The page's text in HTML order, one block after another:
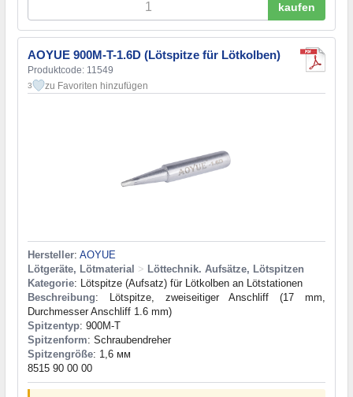
kaufen
AOYUE 900M-T-1.6D (Lötspitze für Lötkolben)
Produktcode: 11549
3 zu Favoriten hinzufügen
Hersteller: AOYUE
Lötgeräte, Lötmaterial > Löttechnik. Aufsätze, Lötspitzen
Kategorie: Lötspitze (Aufsatz) für Lötkolben an Lötstationen
Beschreibung: Lötspitze, zweiseitiger Anschliff (17 mm,
Durchmesser Anschliff 1.6 mm)
Spitzentyp: 900M-T
Spitzenform: Schraubendreher
Spitzengröße: 1,6 мм
8515 90 00 00